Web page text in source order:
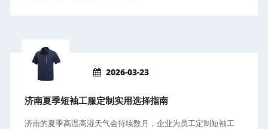
2026-03-23
济南夏季短袖工服定制实用选择指南
济南的夏季高温高湿天气会持续数月，企业为员工定制短袖工